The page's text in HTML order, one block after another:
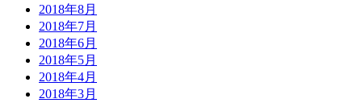
2018年8月
2018年7月
2018年6月
2018年5月
2018年4月
2018年3月